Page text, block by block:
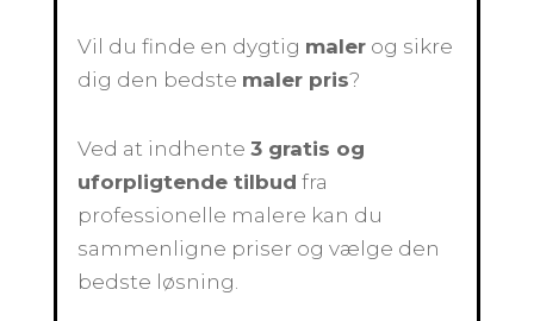
Vil du finde en dygtig maler og sikre
dig den bedste maler pris?
Ved at indhente3 gratis og
uforpligtende tilbud fra
professionelle malere kan du
sammenligne priser og vælge den
bedste løsning.